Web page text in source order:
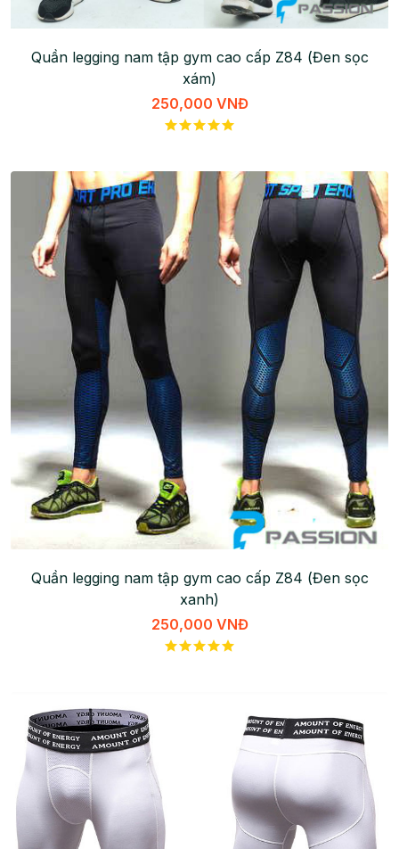
Quần legging nam tập gym cao cấp Z84 (Đen sọc
xám)
250,000 VNĐ
Quần legging nam tập gym cao cấp Z84 (Đen sọc
xanh)
250,000 VNĐ